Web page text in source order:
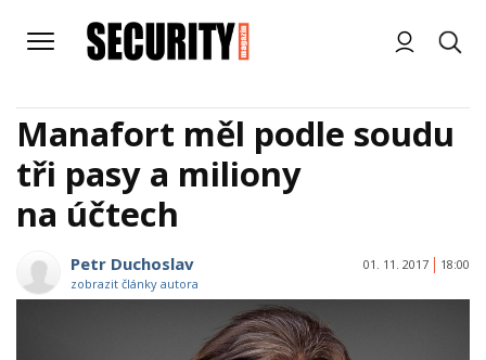
Manafort měl podle soudu
tři pasy a miliony
na účtech
Petr Duchoslav
zobrazit články autora
01. 11. 2017 18:00